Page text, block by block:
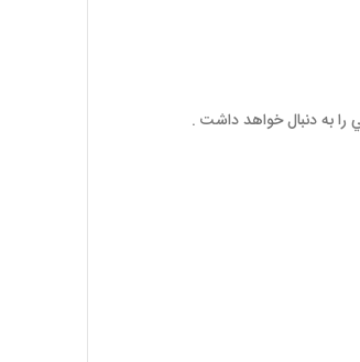
را به دنبال خواهد داشت .